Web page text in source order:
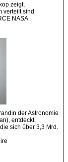
zeigt,
verteilt sind
NASA
der Astronomie
entdeckt,
sich über 3,3 Mrd.